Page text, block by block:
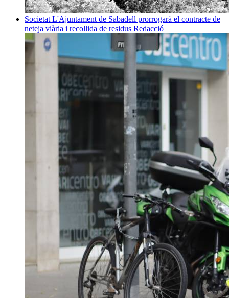
Societat L'Ajuntament de Sabadell prorrogarà el contracte de
neteja viària i recollida de residus Redacció